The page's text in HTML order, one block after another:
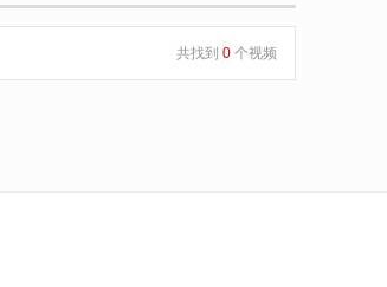
共找到 0 个视频